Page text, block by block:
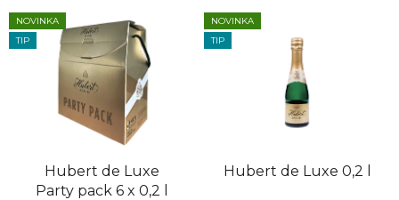
V
ý
NOVINKA
TIP
Hubert de Luxe
Party pack 6 x 0,2 l
NOVINKA
TIP
Hubert de Luxe 0,2 l